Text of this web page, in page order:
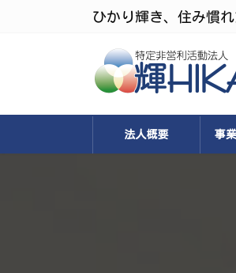
ひかり輝き、住み慣
法人概要 事